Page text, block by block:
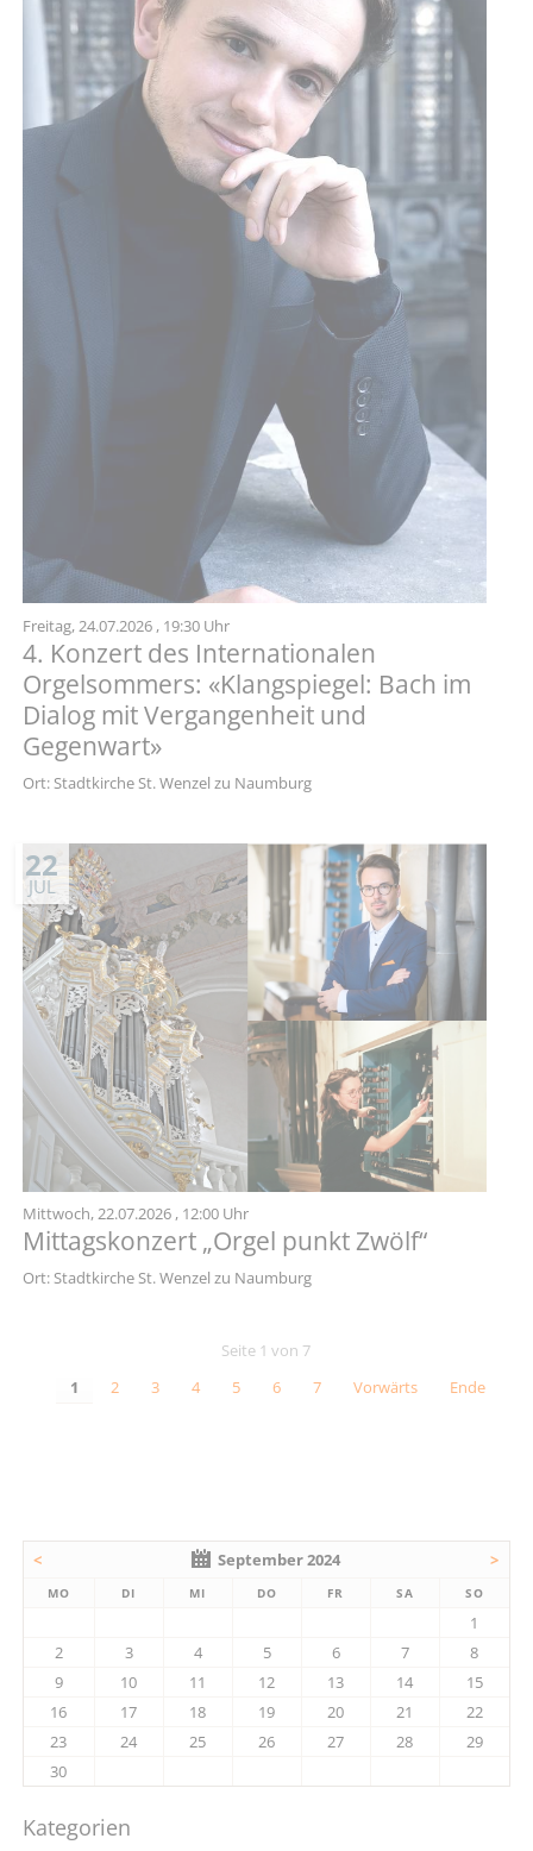
Freitag,24.07.2026 , 19:30 Uhr
4. Konzert des Internationalen
Orgelsommers: «Klangspiegel: Bach im
Dialog mit Vergangenheit und
Gegenwart»
Ort: Stadtkirche St. Wenzel zu Naumburg
22
JUL
Mittwoch,22.07.2026 , 12:00 Uhr
Mittagskonzert „Orgel punkt Zwölf“
Ort: Stadtkirche St. Wenzel zu Naumburg
Seite 1 von 7
1
2 3 4 5 6 7 Vorwärts Ende
< September 2024 >
MO DI MI DO FR SA SO
1
2
3 4 5 6 7
8
9
10 11 12 13 14
15
16
17 18 19 20 21
22
23
24 25 26 27 28
29
30
Kategorien